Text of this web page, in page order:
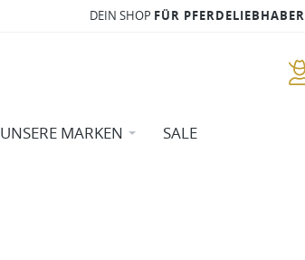
DEIN SHOP FÜR PFERDELIEBHABER
UNSERE MARKEN SALE